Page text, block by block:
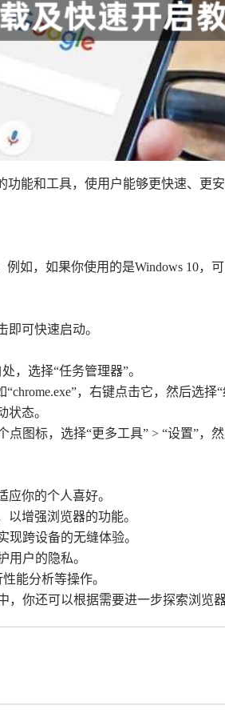
能和工具，使用户能够更快速、更
如，如果你使用的是Windows 10，可
即可快速启动。
，选择“任务管理器”。
，右键点击它，然后选择“
状态。
图标，选择“更多工具” > “设置”，然
应你的个人喜好。
增强浏览器的功能。
现跨设备的无缝体验。
用户的隐私。
能分析等操作。
你还可以根据需要进一步探索浏览